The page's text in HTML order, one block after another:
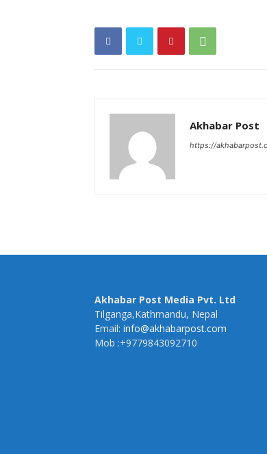
Akhabar Post
https://
Akhabar Post Media Pvt. Ltd
Tilganga,Kathmandu, Nepal
Email: info@akhabarpost.com
Mob :+9779843092710